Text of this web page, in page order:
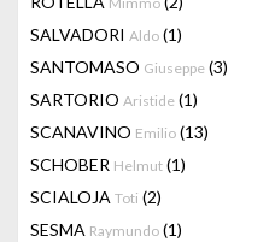
SALVADORI Aldo (1)
SANTOMASO Giuseppe (3)
SARTORIO Aristide (1)
SCANAVINO Emilio (13)
SCHOBER Helmut (1)
SCIALOJA Toti (2)
SESMA Raymundo (1)